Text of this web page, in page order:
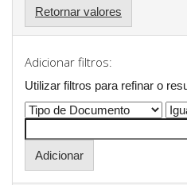
Retornar valores
Adicionar filtros:
Utilizar filtros para refinar o